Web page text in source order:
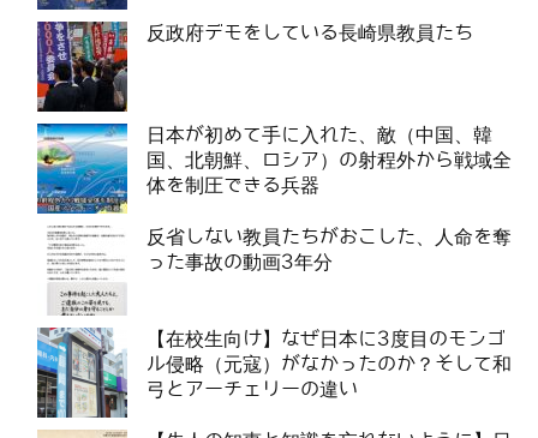
反政府デモをしている長崎県教員たち
日本が初めて手に入れた、敵（中国、韓
国、北朝鮮、ロシア）の射程外から戦域全
体を制圧できる兵器
反省しない教員たちがおこした、人命を奪
った事故の動画3年分
【在校生向け】なぜ日本に3度目のモンゴ
ル侵略（元寇）がなかったのか？そして和
弓とアーチェリーの違い